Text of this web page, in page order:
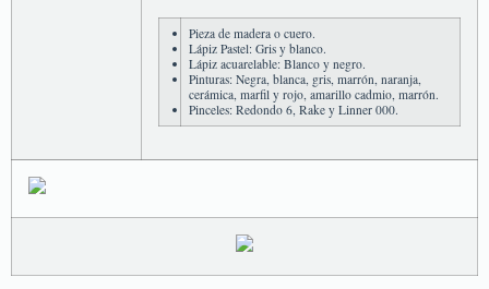
Pieza de madera o cuero.
Lápiz Pastel: Gris y blanco.
Lápiz acuarelable: Blanco y negro.
Pinturas: Negra, blanca, gris, marrón, naranja,
cerámica, marfil y rojo, amarillo cadmio, marrón.
Pinceles: Redondo 6, Rake y Linner 000.